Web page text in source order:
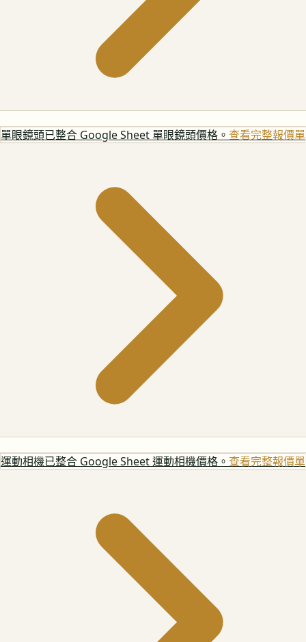
單眼鏡頭已整合 Google Sheet 單眼鏡頭價格。 查看完整報價單
運動相機已整合 Google Sheet 運動相機價格。 查看完整報價單